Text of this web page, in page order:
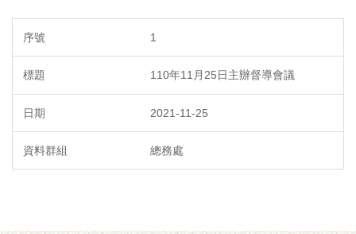
1
110年11月25日主辦督導會議
2021-11-25
總務處